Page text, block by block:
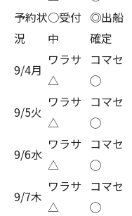
予約状
況
○受付
中
◎出船
確定
9/4月
ワラサ
△
コマセ
◯
9/5火
ワラサ
△
コマセ
◯
9/6水
ワラサ
△
コマセ
◯
9/7木
ワラサ
△
コマセ
◯